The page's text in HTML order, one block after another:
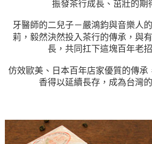
振發茶行成長、茁壯的期
牙醫師的二兒子－嚴鴻鈞與音樂人
莉，毅然決然投入茶行的傳承，與
長，共同扛下這塊百年老招
仿效歐美、日本百年店家優質的傳承
香得以延續長存，成為台灣